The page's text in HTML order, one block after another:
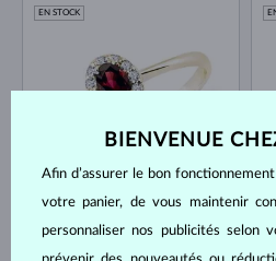
GRENAT & DIAMANT
EN STOCK
1 127 €
BIENVENUE
Afin d’assurer le bon
votre panier, de vous maintenir
personnaliser nos publicités selon